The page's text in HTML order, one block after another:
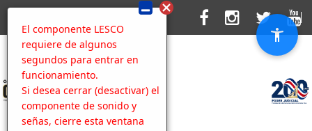
El componente LESCO
requiere de algunos
segundos para entrar en
funcionamiento.
Si desea cerrar (desactivar) el
componente de sonido y
señas, cierre esta ventana